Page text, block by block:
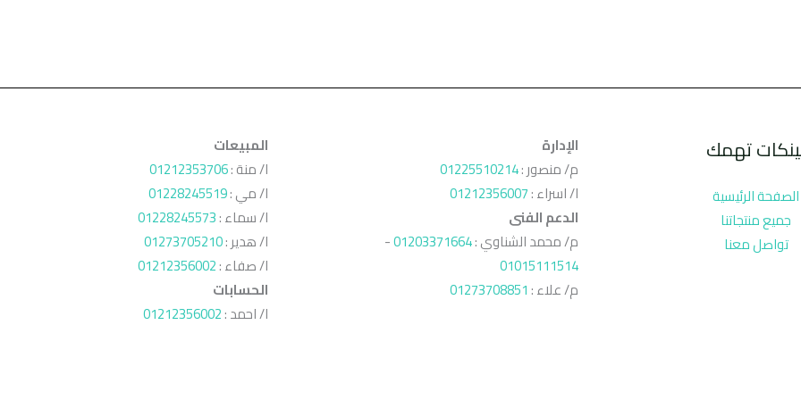
تهمك
الصفحة الرئيسية
جميع منتجاتنا
تواصل معنا
الإدارة
م/ منصور :01225510214
ا/ اسراء :01212356007
الدعم الفنى
م/ محمد الشناوي :01203371664
-
01015111514
م/ علاء :01273708851
المبيعات
ا/ منة :01212353706
ا/ مي :01228245519
ا/ سماء :01228245573
ا/ هدير :01273705210
ا/ صفاء :01212356002
الحسابات
ا/ احمد :01212356002